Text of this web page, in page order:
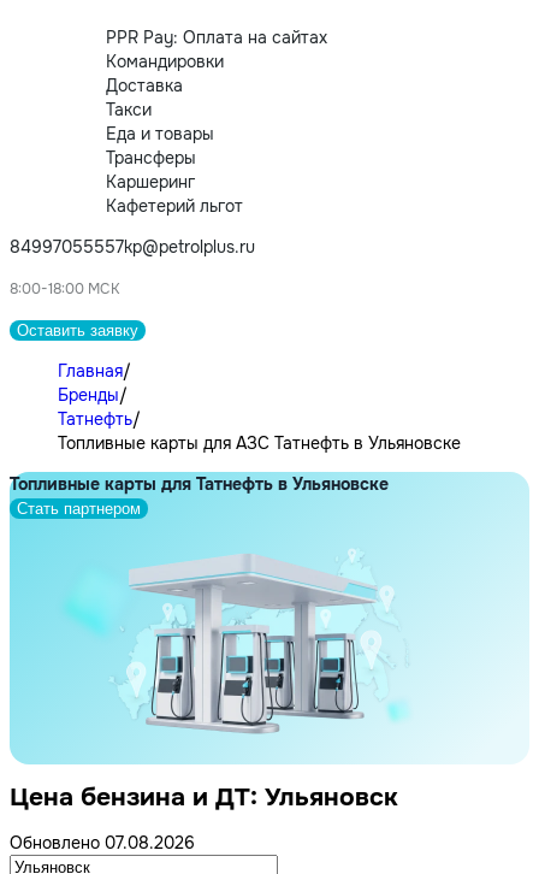
PPR Pay: Оплата на сайтах
Командировки
Доставка
Такси
Еда и товары
Трансферы
Каршеринг
Кафетерий льгот
84997055557kp@petrolplus.ru
8:00-18:00 МСК
Оставить заявку
Главная/
Бренды/
Татнефть/
Топливные карты для АЗС Татнефть в Ульяновске
Топливные карты для Татнефть в Ульяновске
Стать партнером
Цена бензина и ДТ: Ульяновск
Обновлено 07.08.2026